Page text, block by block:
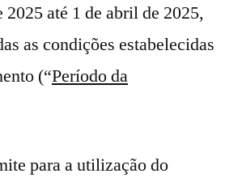
2025 até 1 de abril de 2025,
as condições estabelecidas
(“Período da
para a utilização do